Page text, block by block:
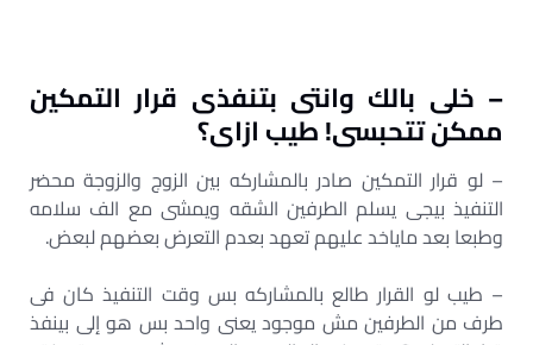
– خلى بالك وانتى بتنفذى قرار التمكين
ممكن تتحبسى! طيب ازاى؟
– لو قرار التمكين صادر بالمشاركه بين الزوج والزوجة محضر
التنفيذ بيجى يسلم الطرفين الشقه ويمشى مع الف سلامه
وطبعا بعد ماياخد عليهم تعهد بعدم التعرض بعضهم لبعض.
– طيب لو القرار طالع بالمشاركه بس وقت التنفيذ كان فى
طرف من الطرفين مش موجود يعنى واحد بس هو إلى بينفذ